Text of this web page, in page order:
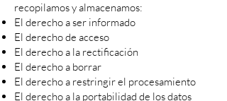
recopilamos y almacenamos:
El derecho a ser informado
El derecho de acceso
El derecho a la rectificación
El derecho a borrar
El derecho a restringir el procesamiento
El derecho a la portabilidad de los datos